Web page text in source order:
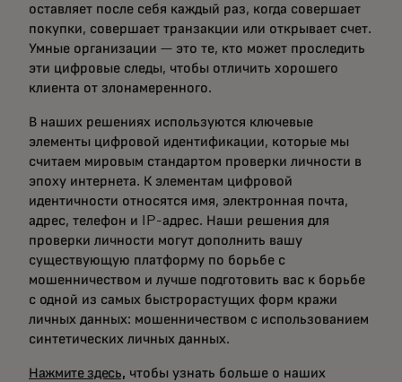
оставляет после себя каждый раз, когда совершает
покупки, совершает транзакции или открывает счет.
Умные организации — это те, кто может проследить
эти цифровые следы, чтобы отличить хорошего
клиента от злонамеренного.
В наших решениях используются ключевые
элементы цифровой идентификации, которые мы
считаем мировым стандартом проверки личности в
эпоху интернета. К элементам цифровой
идентичности относятся имя, электронная почта,
адрес, телефон и IP-адрес. Наши решения для
проверки личности могут дополнить вашу
существующую платформу по борьбе с
мошенничеством и лучше подготовить вас к борьбе
с одной из самых быстрорастущих форм кражи
личных данных: мошенничеством с использованием
синтетических личных данных.
Нажмите здесь, чтобы узнать больше о наших